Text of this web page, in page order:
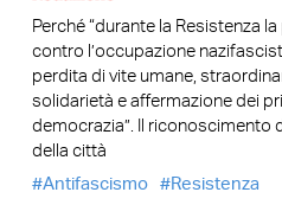
Perché “durante la Resistenza
contro l’occupazione
perdita di vite umane,
solidarietà e affermazione dei
democrazia”. Il riconoscimento
della città
Antifascismo
Resistenza